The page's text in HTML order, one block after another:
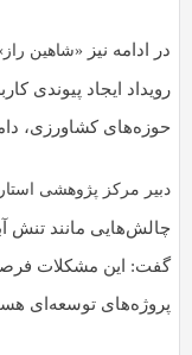
در ادامه نیز «شاهین
رویداد ایجاد پیوندی
حوزه‌های کشاورزی،
دبیر مرکز پژوهشی
چالش‌هایی مانند تنش
گفت: این مشکلات
پروژه‌های توسعه‌ای